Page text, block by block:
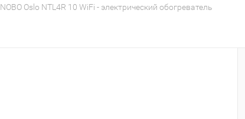
NOBO Oslo NTL4R 10 WiFi - электрический обогреватель